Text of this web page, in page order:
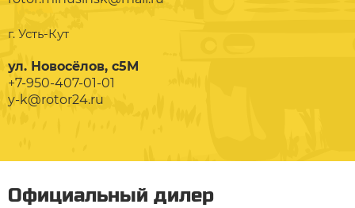
г. Усть-Кут
ул. Новосёлов, с5М
+7-950-407-01-01
y-k@rotor24.ru
Официальный дилер